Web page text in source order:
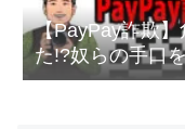
【PayPay詐欺
た!?奴らの手口